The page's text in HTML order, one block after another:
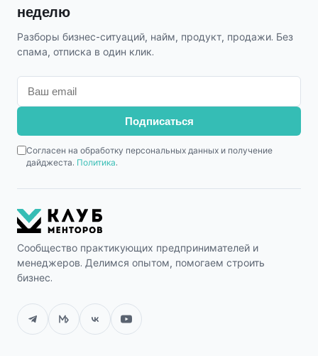
неделю
Разборы бизнес-ситуаций, найм, продукт, продажи. Без
спама, отписка в один клик.
Подписаться
Согласен на обработку персональных данных и получение
дайджеста. Политика.
Сообщество практикующих предпринимателей и
менеджеров. Делимся опытом, помогаем строить
бизнес.